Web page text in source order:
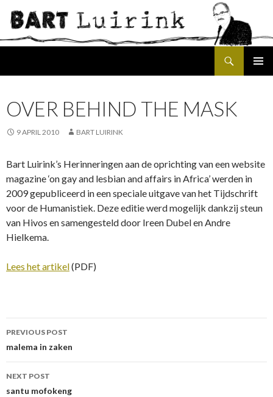
OVER BEHIND THE MASK
9 APRIL 2010 BART LUIRINK
Bart Luirink’s Herinneringen aan de oprichting van een website
magazine ‘on gay and lesbian and affairs in Africa’ werden in
2009 gepubliceerd in een speciale uitgave van het Tijdschrift
voor de Humanistiek. Deze editie werd mogelijk dankzij steun
van Hivos en samengesteld door Ireen Dubel en Andre
Hielkema.
Lees het artikel(PDF)
Post
navigation
PREVIOUS POST
malema in zaken
NEXT POST
santu mofokeng